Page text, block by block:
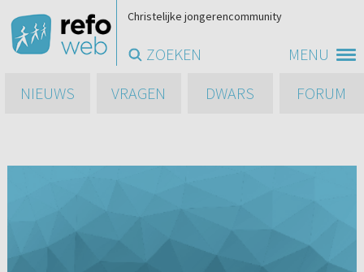
MENU
Christelijke jongerencommunity
ZOEKEN
NIEUWS
VRAGEN DWARS FORUM